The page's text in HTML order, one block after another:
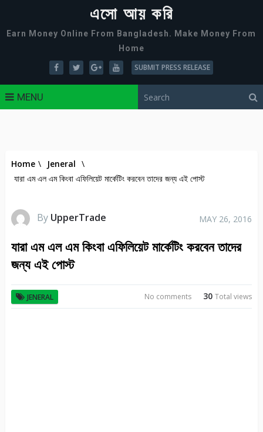
এসো আয় করি
Earn Money Online From Bangladesh. Make Money From
Home
SUBMIT PRESS RELEASE
MENU
Home \ Jeneral \
যারা এম এল এম কিংবা এফিলিয়েট মার্কেটিং করবেন তাদের জন্য এই পোস্ট
By UpperTrade MAY 26, 2016
যারা এম এল এম কিংবা এফিলিয়েট মার্কেটিং করবেন তাদের
জন্য এই পোস্ট
JENERAL 30Total views
No comments